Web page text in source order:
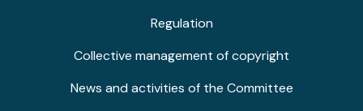
Regulation
Collective management of copyright
News and activities of the Committee